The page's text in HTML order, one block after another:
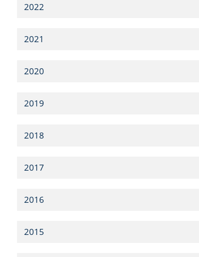
2022
2021
2020
2019
2018
2017
2016
2015